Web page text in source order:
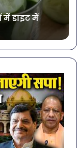
में डाइट में
के